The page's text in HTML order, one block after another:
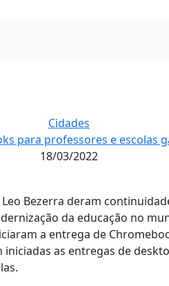
Cidades
para professores e escolas
18/03/2022
Bezerra deram
da educação no
a entrega de
as entregas de